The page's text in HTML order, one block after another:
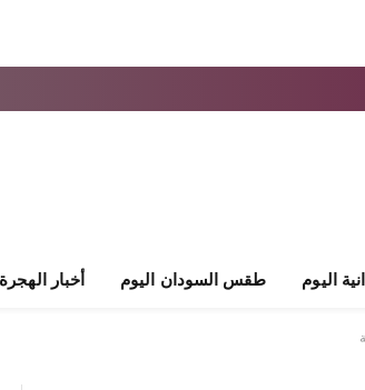
اليوم طقس السودان اليوم أخبار الهجرة